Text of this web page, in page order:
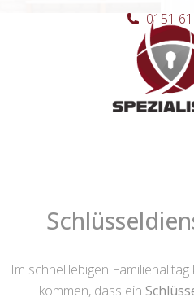
Hauptnavigation
0151
Im schnelllebigen
kommen, dass ein